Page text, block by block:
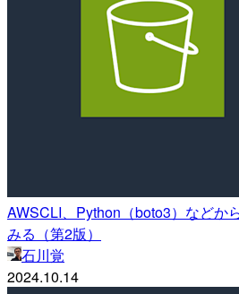
AWSCLI、Python（boto3）などか
みる（第2版）
石川覚
2024.10.14